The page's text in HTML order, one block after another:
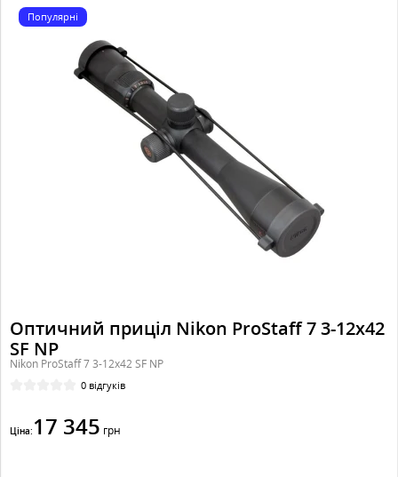
Популярні
Оптичний приціл Nikon ProStaff 7 3-12x42
SF NP
Nikon ProStaff 7 3-12x42 SF NP
0 відгуків
Ціна: 17 345 грн